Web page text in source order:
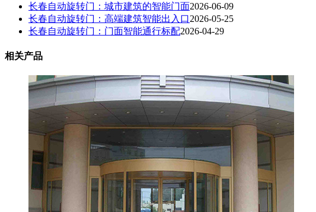
长春自动旋转门：城市建筑的智能门面2026-06-09
长春自动旋转门：高端建筑智能出入口2026-05-25
长春自动旋转门：门面智能通行标配2026-04-29
相关产品